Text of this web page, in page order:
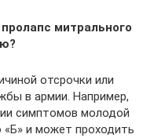
митрального
отсрочки или
в армии. Например,
симптомов молодой
«Б» и может проходить